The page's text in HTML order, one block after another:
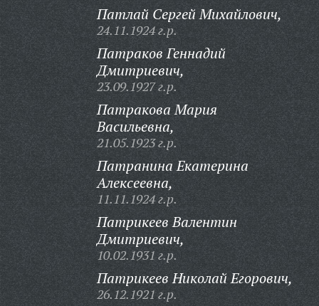
Патлай Сергей Михайлович,
24.11.1924 г.р.
Патраков Геннадий
Дмитриевич,
23.09.1927 г.р.
Патракова Мария
Васильевна,
21.05.1923 г.р.
Патранина Екатерина
Алексеевна,
11.11.1924 г.р.
Патрикеев Валентин
Дмитриевич,
10.02.1931 г.р.
Патрикеев Николай Егорович,
26.12.1921 г.р.